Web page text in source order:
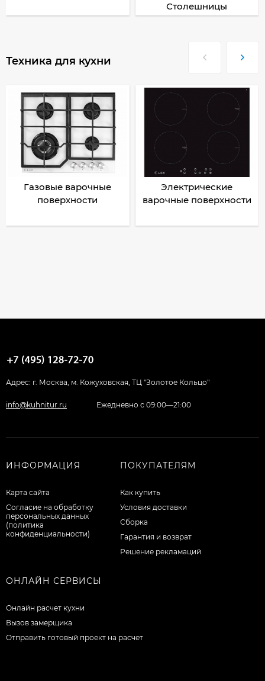
Столешницы
Техника для кухни
Газовые варочные
поверхности
Электрические
варочные поверхности
Адрес: г. Москва, м. Кожуховская, ТЦ "Золотое Кольцо"
info@kuhnitur.ru Ежедневно с 09:00—21:00
ИНФОРМАЦИЯ
Карта сайта
Согласие на обработку
персональных данных
(политика
конфиденциальности)
ПОКУПАТЕЛЯМ
Как купить
Условия доставки
Сборка
Гарантия и возврат
Решение рекламаций
ОНЛАЙН СЕРВИСЫ
Онлайн расчет кухни
Вызов замерщика
Отправить готовый проект на расчет